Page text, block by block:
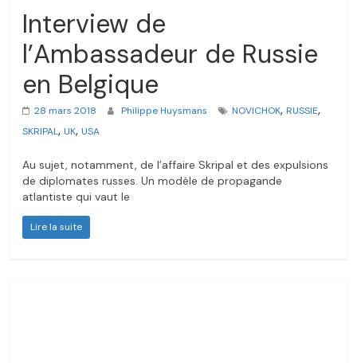
Interview de
l’Ambassadeur de Russie
en Belgique
28 mars 2018 Philippe Huysmans NOVICHOK,RUSSIE,
SKRIPAL,UK,USA
Au sujet, notamment, de l’affaire Skripal et des expulsions
de diplomates russes. Un modèle de propagande
atlantiste qui vaut le
Lire la suite